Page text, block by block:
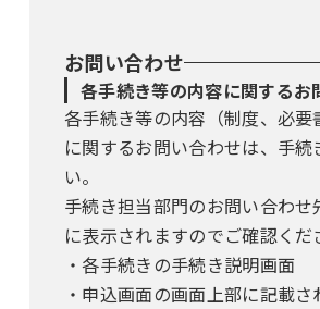
お問い合わせ
各手続き等の内容に関するお
各手続き等の内容（制度、必要
に関するお問い合わせは、手
い。
手続き担当部門のお問い合わ
に表示されますのでご確認くだ
・各手続きの手続き説明画面
・申込画面の画面上部に記載